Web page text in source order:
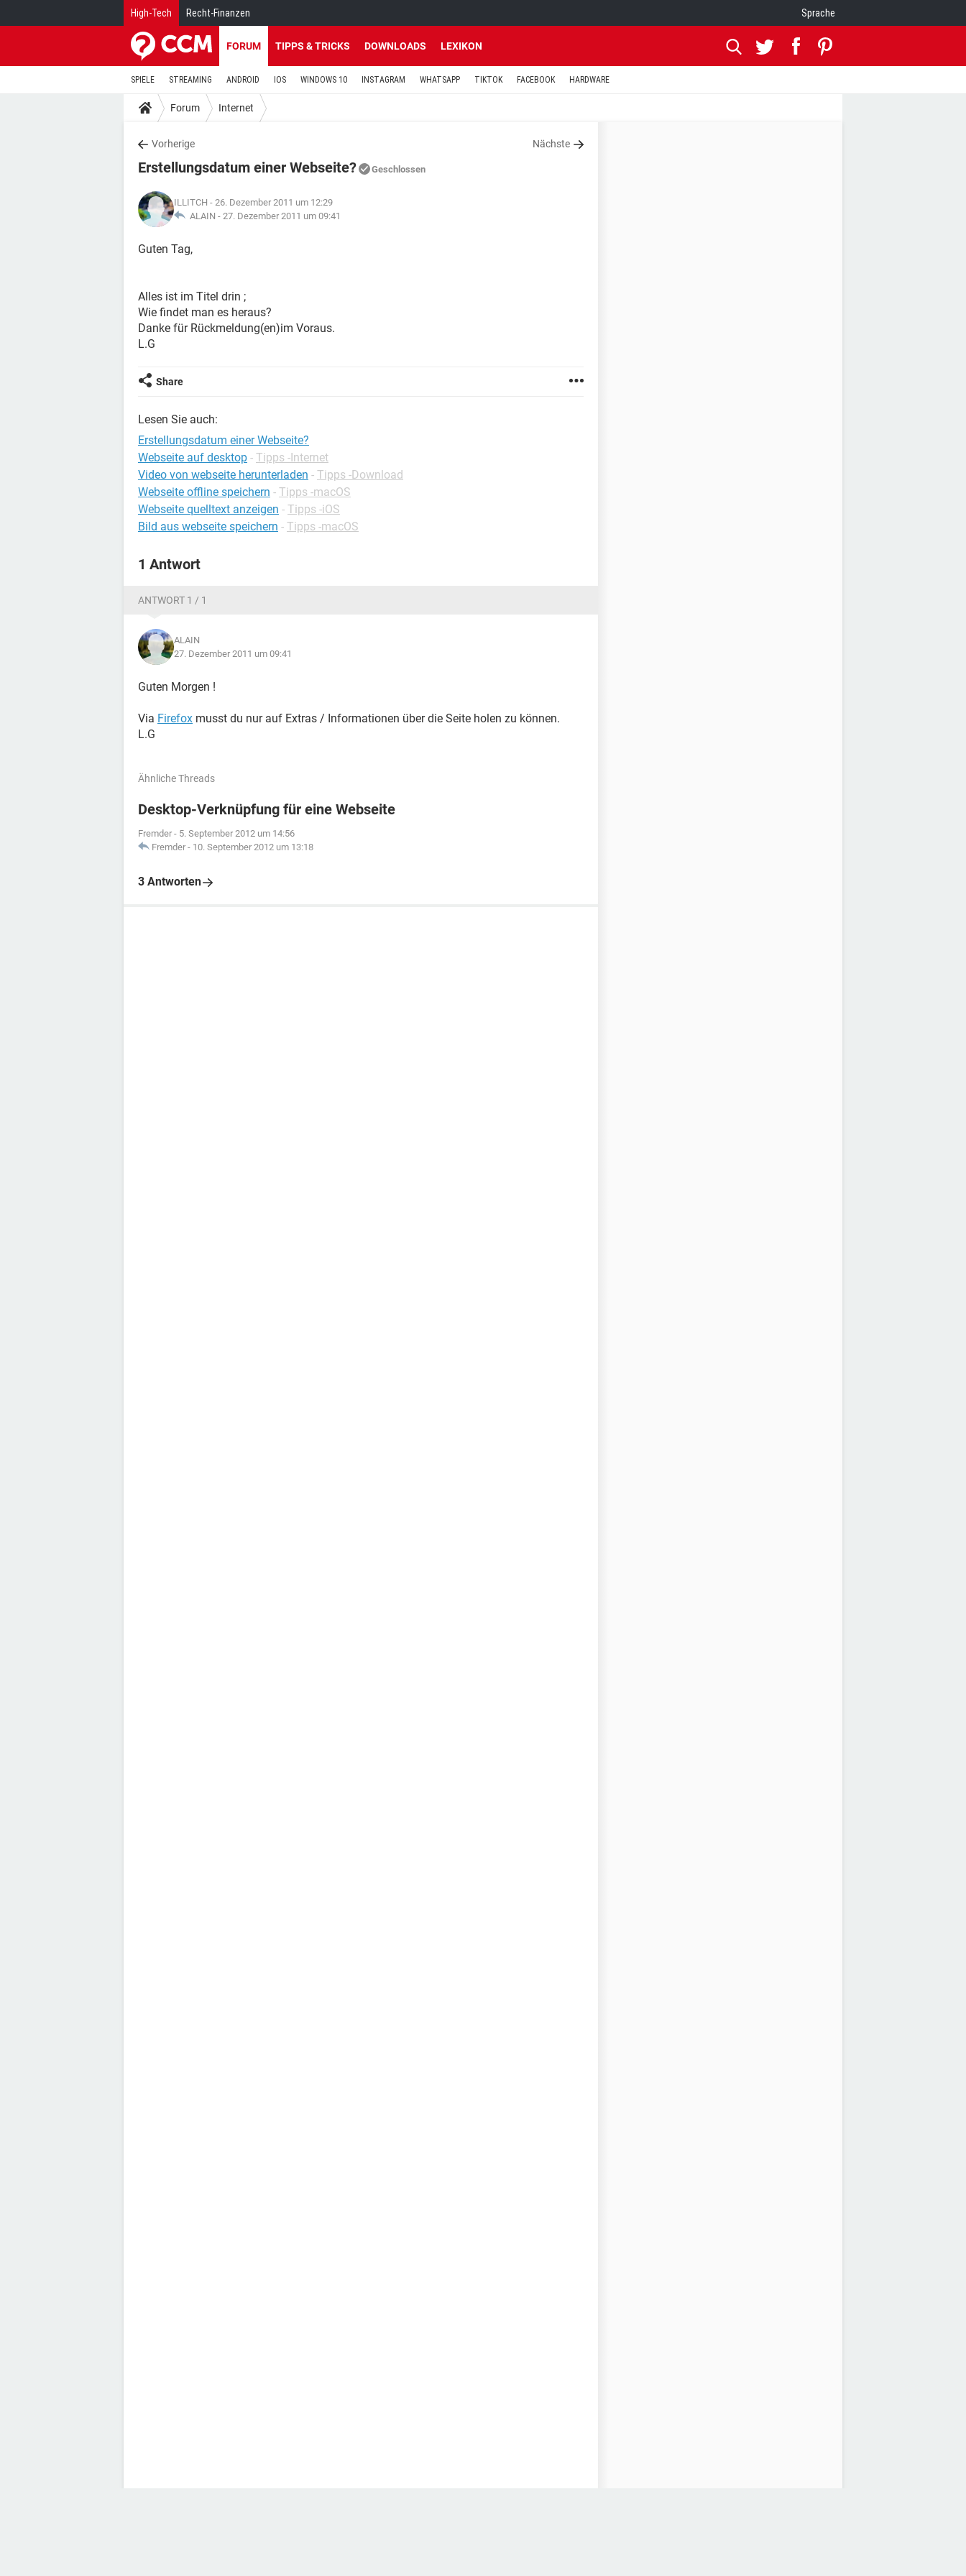
High-Tech Recht-Finanzen Sprache
FORUM TIPPS & TRICKS DOWNLOADS LEXIKON
SPIELE STREAMING ANDROID IOS WINDOWS 10 INSTAGRAM WHATSAPP TIKTOK FACEBOOK HARDWARE
Forum Internet
Vorherige Nächste
Erstellungsdatum einer Webseite? Geschlossen
ILLITCH - 26. Dezember 2011 um 12:29
ALAIN - 27. Dezember 2011 um 09:41
Guten Tag,
Alles ist im Titel drin ;
Wie findet man es heraus?
Danke für Rückmeldung(en)im Voraus.
L.G
Share
Lesen Sie auch:
Erstellungsdatum einer Webseite?
Webseite auf desktop - Tipps -Internet
Video von webseite herunterladen - Tipps -Download
Webseite offline speichern - Tipps -macOS
Webseite quelltext anzeigen - Tipps -iOS
Bild aus webseite speichern - Tipps -macOS
1 Antwort
ANTWORT 1 / 1
ALAIN
27. Dezember 2011 um 09:41
Guten Morgen !
Via Firefox musst du nur auf Extras / Informationen über die Seite holen zu können.
L.G
Ähnliche Threads
Desktop-Verknüpfung für eine Webseite
Fremder - 5. September 2012 um 14:56
Fremder - 10. September 2012 um 13:18
3 Antworten